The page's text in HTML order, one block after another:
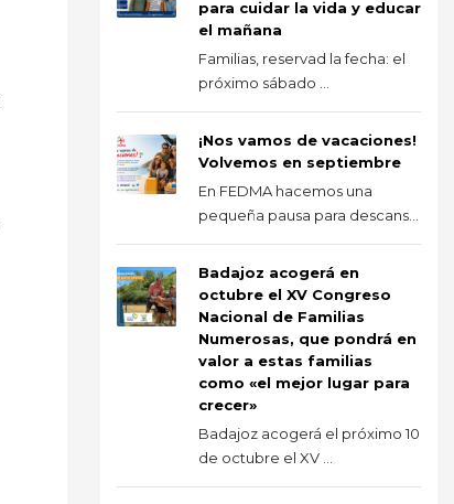
para cuidar la vida y educar
el mañana
Familias, reservad la fecha: el
próximo sábado ...
¡Nos vamos de vacaciones!
Volvemos en septiembre
En FEDMA hacemos una
pequeña pausa para descans...
Badajoz acogerá en
octubre el XV Congreso
Nacional de Familias
Numerosas, que pondrá en
valor a estas familias
como «el mejor lugar para
crecer»
Badajoz acogerá el próximo 10
de octubre el XV ...